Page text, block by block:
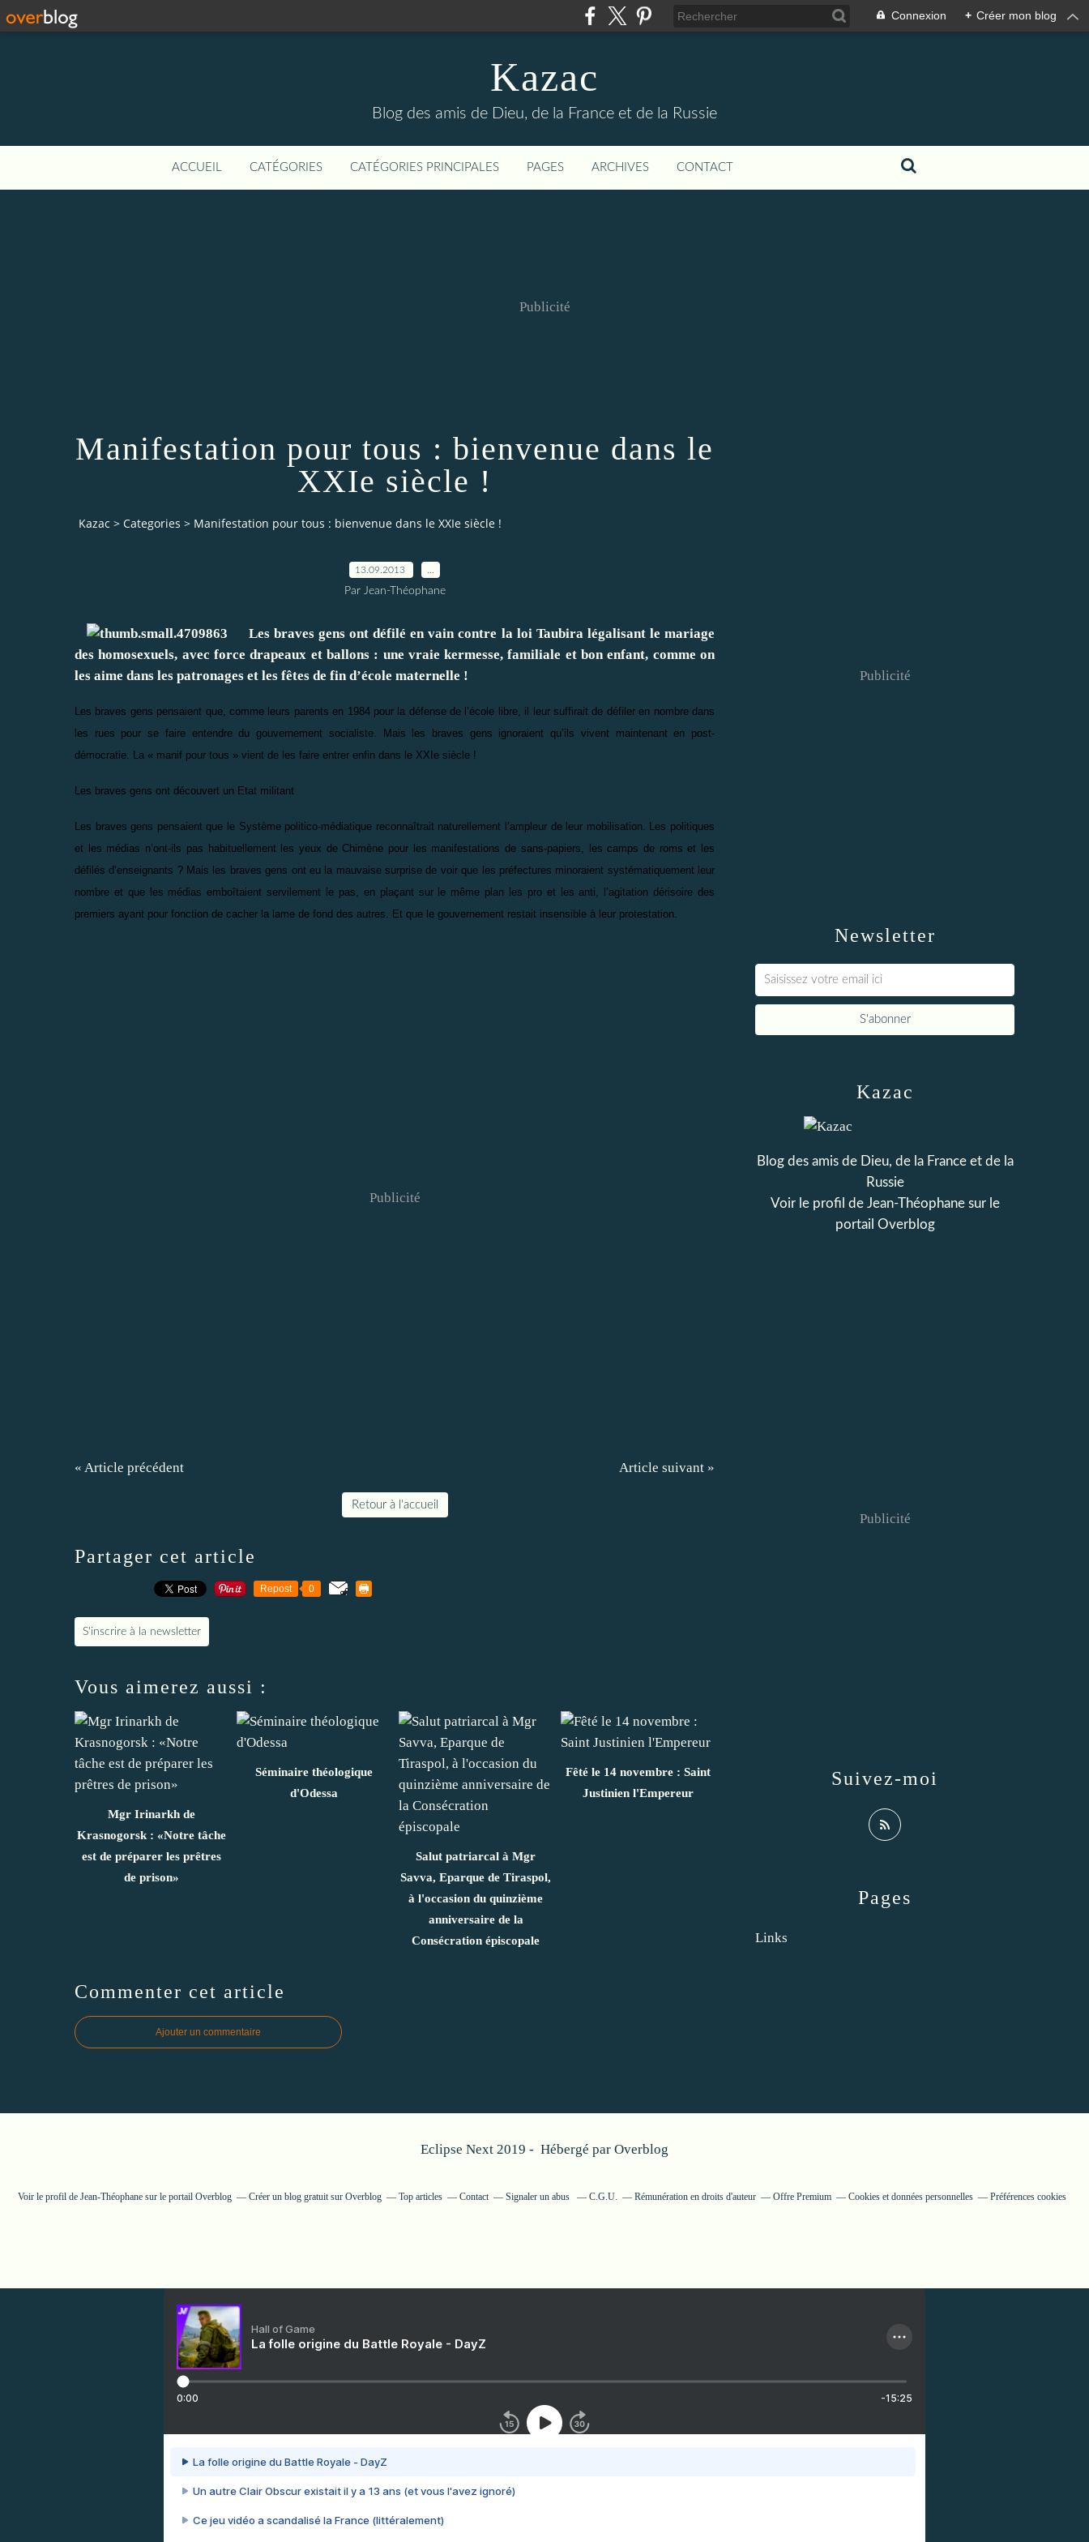
Connexion + Créer mon blog
Kazac
Blog des amis de Dieu, de la France et de la Russie
ACCUEIL CATÉGORIES CATÉGORIES PRINCIPALES PAGES ARCHIVES CONTACT
Publicité
Manifestation pour tous : bienvenue dans le
XXIe siècle !
Kazac > Categories > Manifestation pour tous : bienvenue dans le XXIe siècle !
13.09.2013
Par Jean-Théophane
Les braves gens ont défilé en vain contre la loi Taubira légalisant le mariage
des homosexuels, avec force drapeaux et ballons : une vraie kermesse, familiale et bon enfant, comme on
les aime dans les patronages et les fêtes de fin d’école maternelle !
Les braves gens pensaient que, comme leurs parents en 1984 pour la défense de l’école libre, il leur suffirait de défiler en nombre dans
les rues pour se faire entendre du gouvernement socialiste. Mais les braves gens ignoraient qu’ils vivent maintenant en post-
démocratie. La « manif pour tous » vient de les faire entrer enfin dans le XXIe siècle !
Les braves gens ont découvert un Etat militant
Les braves gens pensaient que le Système politico-médiatique reconnaîtrait naturellement l’ampleur de leur mobilisation. Les politiques
et les médias n’ont-ils pas habituellement les yeux de Chimène pour les manifestations de sans-papiers, les camps de roms et les
défilés d’enseignants ? Mais les braves gens ont eu la mauvaise surprise de voir que les préfectures minoraient systématiquement leur
nombre et que les médias emboîtaient servilement le pas, en plaçant sur le même plan les pro et les anti, l’agitation dérisoire des
premiers ayant pour fonction de cacher la lame de fond des autres. Et que le gouvernement restait insensible à leur protestation.
Publicité
« Article précédent Article suivant »
Retour à l'accueil
Partager cet article
Repost 0
S'inscrire à la newsletter
Vous aimerez aussi :
Mgr Irinarkh de
Krasnogorsk : «Notre tâche
est de préparer les prêtres
de prison»
Séminaire théologique
d'Odessa
Salut patriarcal à Mgr
Savva, Eparque de Tiraspol,
à l'occasion du quinzième
anniversaire de la
Consécration épiscopale
Fêté le 14 novembre : Saint
Justinien l'Empereur
Commenter cet article
Ajouter un commentaire
Newsletter
Publicité
Pages
Links
Kazac
Blog des amis de Dieu, de la France et de la
Russie
Voir le profil de Jean-Théophanesur le
portail Overblog
Suivez-moi
Publicité
Eclipse Next 2019 - Hébergé par Overblog
Voir le profil de Jean-Théophane sur le portail Overblog Créer un blog gratuit sur Overblog Top articles Contact Signaler un abus C.G.U. Rémunération en droits d'auteur Offre Premium Cookies et données personnelles Préférences cookies
Hall of Game
La folle origine du Battle Royale - DayZ
0:00 -15:25
La folle origine du Battle Royale - DayZ
Un autre Clair Obscur existait il y a 13 ans (et vous l'avez ignoré)
Ce jeu vidéo a scandalisé la France (littéralement)